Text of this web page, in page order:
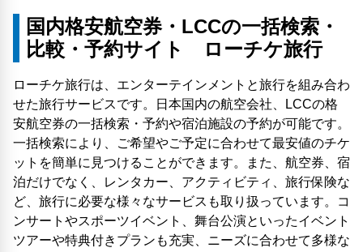
国内格安航空券・LCCの一括検索・
比較・予約サイト ローチケ旅行
ローチケ旅行は、エンターテインメントと旅行を組み合わ
せた旅行サービスです。日本国内の航空会社、LCCの格
安航空券の一括検索・予約や宿泊施設の予約が可能です。
一括検索により、ご希望やご予定に合わせて最安値のチケ
ットを簡単に見つけることができます。また、航空券、宿
泊だけでなく、レンタカー、アクティビティ、旅行保険な
ど、旅行に必要な様々なサービスも取り扱っています。コ
ンサートやスポーツイベント、舞台公演といったイベント
ツアーや特典付きプランも充実、ニーズに合わせて多様な